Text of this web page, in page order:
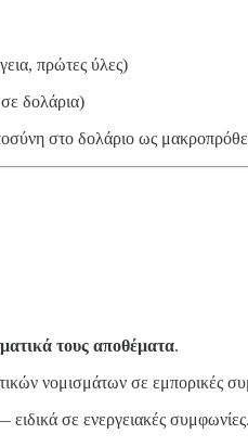
πρώτες ύλες)
δολάρια)
στο δολάριο ως
τους αποθέματα.
νομισμάτων σε
ειδικά σε ενεργειακές συμφωνίες.